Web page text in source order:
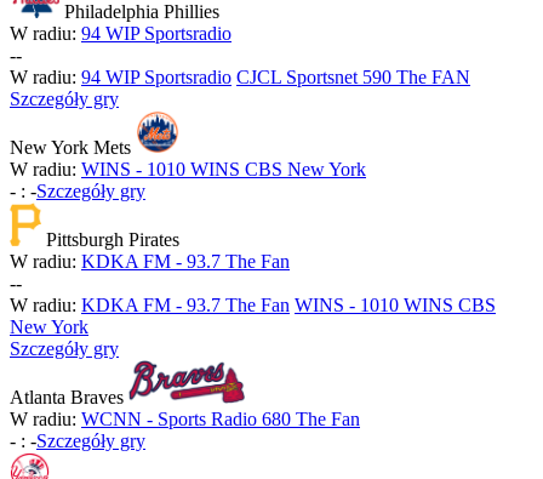
Philadelphia Phillies
W radiu: 94 WIP Sportsradio
--
W radiu: 94 WIP Sportsradio CJCL Sportsnet 590 The FAN
Szczegóły gry
New York Mets
W radiu: WINS - 1010 WINS CBS New York
- : -Szczegóły gry
Pittsburgh Pirates
W radiu: KDKA FM - 93.7 The Fan
--
W radiu: KDKA FM - 93.7 The Fan WINS - 1010 WINS CBS
New York
Szczegóły gry
Atlanta Braves
W radiu: WCNN - Sports Radio 680 The Fan
- : -Szczegóły gry